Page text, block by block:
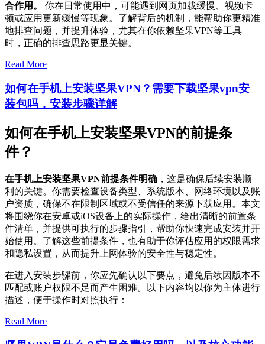
合作用。
你在日常使用中，可能遇到网页加载缓慢、视频卡
顿或应用更新缓慢等现象。了解背后的机制，能帮助你更精准
地排查问题，并提升体验，尤其在你依赖坚果VPN等工具
时，正确的排查思路更显关键。
Read More
如何在手机上安装坚果VPN？需要下载坚果vpn安
装包吗，安装步骤详解
如何在手机上安装坚果VPN的前提条
件？
在手机上安装坚果VPN前提条件明确 ，这是确保后续安装顺
利的关键。你需要检查设备类型、系统版本、网络环境以及账
户资质，确保不在限制区域或不受信任的来源下载应用。本文
将围绕你在安卓或iOS设备上的实际操作，给出清晰的前置条
件清单，并提供可执行的步骤指引，帮助你快速完成安装并开
始使用。了解这些前提条件，也有助于你评估应用的权限需求
和隐私设置，从而提升上网体验的安全性与稳定性。
在进入安装步骤前，你应先确认以下要点，避免后续因版本不
匹配或账户权限不足而产生困难。以下内容均以你为主体进行
描述，便于操作时对照执行：
Read More